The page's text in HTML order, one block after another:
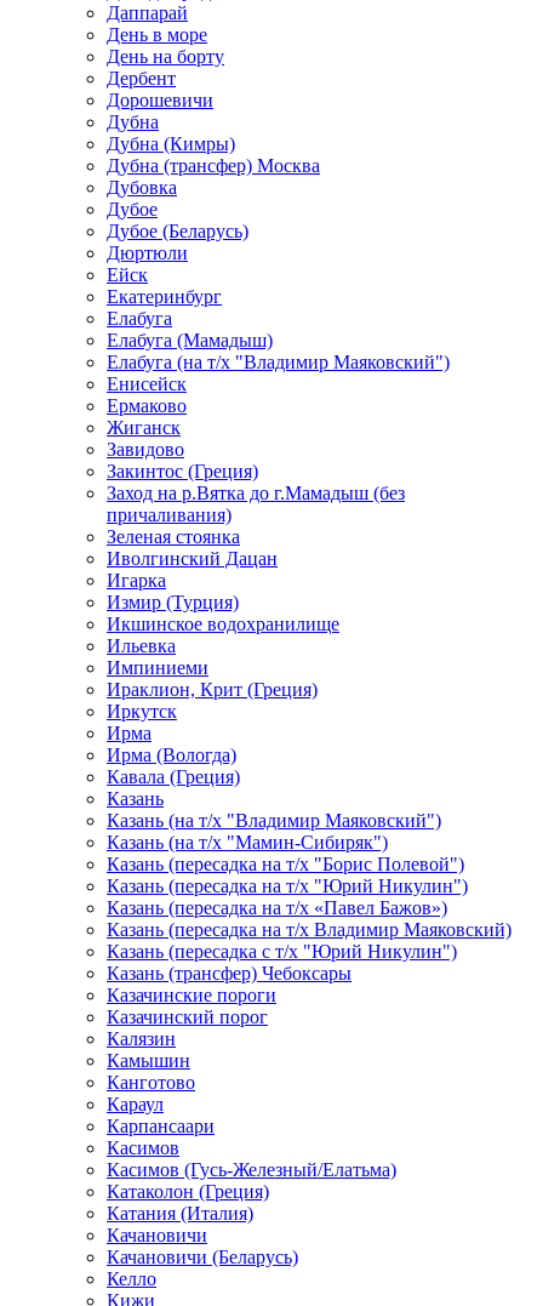
Даппарай
День в море
День на борту
Дербент
Дорошевичи
Дубна
Дубна (Кимры)
Дубна (трансфер) Москва
Дубовка
Дубое
Дубое (Беларусь)
Дюртюли
Ейск
Екатеринбург
Елабуга
Елабуга (Мамадыш)
Елабуга (на т/х "Владимир Маяковский")
Енисейск
Ермаково
Жиганск
Завидово
Закинтос (Греция)
Заход на р.Вятка до г.Мамадыш (без
причаливания)
Зеленая стоянка
Иволгинский Дацан
Игарка
Измир (Турция)
Икшинское водохранилище
Ильевка
Импиниеми
Ираклион, Крит (Греция)
Иркутск
Ирма
Ирма (Вологда)
Кавала (Греция)
Казань
Казань (на т/х "Владимир Маяковский")
Казань (на т/х "Мамин-Сибиряк")
Казань (пересадка на т/х "Борис Полевой")
Казань (пересадка на т/х "Юрий Никулин")
Казань (пересадка на т/х «Павел Бажов»)
Казань (пересадка на т/х Владимир Маяковский)
Казань (пересадка с т/х "Юрий Никулин")
Казань (трансфер) Чебоксары
Казачинские пороги
Казачинский порог
Калязин
Камышин
Канготово
Караул
Карпансаари
Касимов
Касимов (Гусь-Железный/Елатьма)
Катаколон (Греция)
Катания (Италия)
Качановичи
Качановичи (Беларусь)
Келло
Кижи